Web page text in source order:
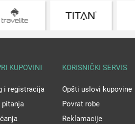
KUPOVINI
i registracija
pitanja
KORISNIČKI SERVIS
Opšti uslovi kupovine
Povrat robe
Reklamacije